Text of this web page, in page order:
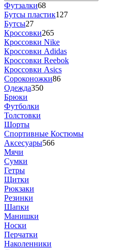
Футзалки68
Бутсы пластик127
Бутсы27
Кроссовки265
Кроссовки Nike
Кроссовки Adidas
Кроссовки Reebok
Кроссовки Asics
Сороконожки86
Одежда350
Брюки
Футболки
Толстовки
Шорты
Спортивные Костюмы
Аксесуары566
Мячи
Сумки
Гетры
Щитки
Рюкзаки
Резинки
Шапки
Манишки
Носки
Перчатки
Наколенники